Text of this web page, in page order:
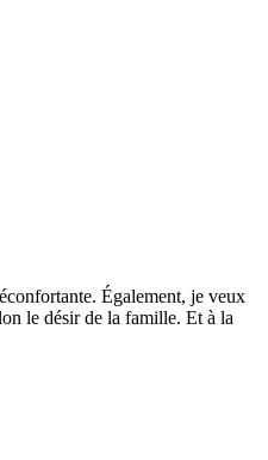
Également, je veux
le désir de la famille. Et à la